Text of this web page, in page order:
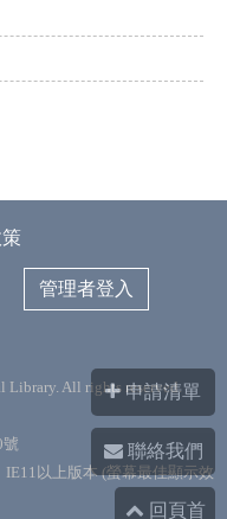
管理者登入
All rights reserved.
IE11以上版本 (螢幕最佳顯示效
申請清單
聯絡我們
回頁首